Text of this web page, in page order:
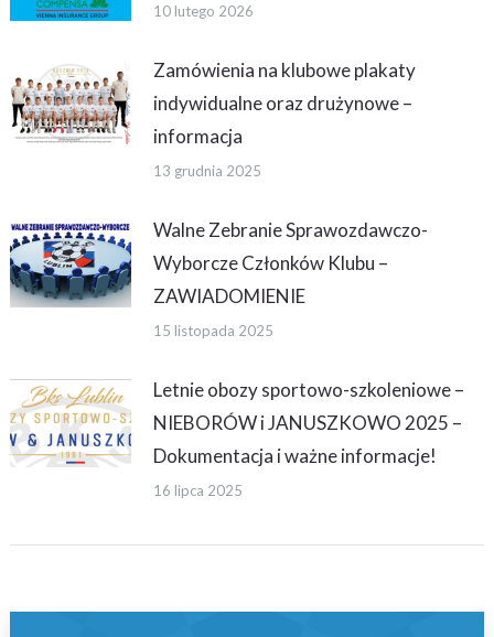
10 lutego 2026
Zamówienia na klubowe plakaty
indywidualne oraz drużynowe –
informacja
13 grudnia 2025
Walne Zebranie Sprawozdawczo-
Wyborcze Członków Klubu –
ZAWIADOMIENIE
15 listopada 2025
Letnie obozy sportowo-szkoleniowe –
NIEBORÓW i JANUSZKOWO 2025 –
Dokumentacja i ważne informacje!
16 lipca 2025